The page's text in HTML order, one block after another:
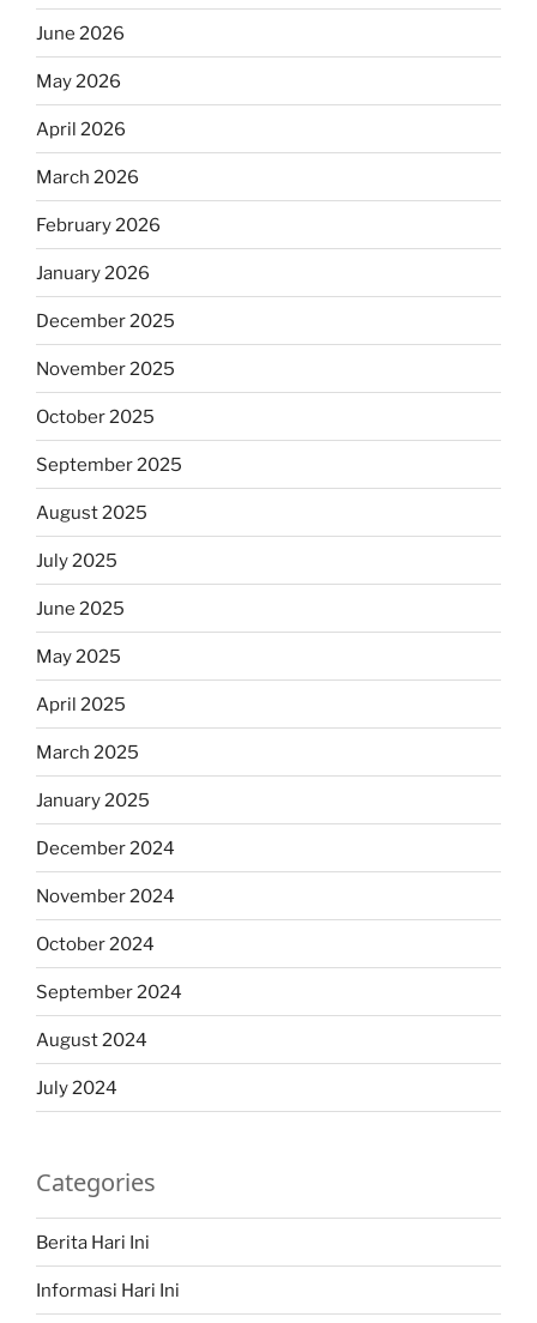
June 2026
May 2026
April 2026
March 2026
February 2026
January 2026
December 2025
November 2025
October 2025
September 2025
August 2025
July 2025
June 2025
May 2025
April 2025
March 2025
January 2025
December 2024
November 2024
October 2024
September 2024
August 2024
July 2024
Categories
Berita Hari Ini
Informasi Hari Ini